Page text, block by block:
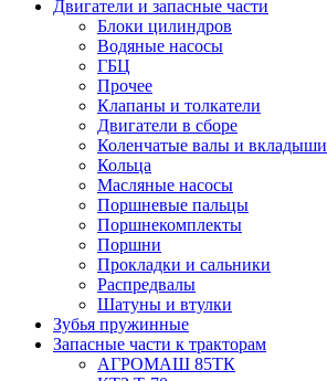
Двигатели и запасные части
Блоки цилиндров
Водяные насосы
ГБЦ
Прочее
Клапаны и толкатели
Двигатели в сборе
Коленчатые валы и вкладыши
Кольца
Масляные насосы
Поршневые пальцы
Поршнекомплекты
Поршни
Прокладки и сальники
Распредвалы
Шатуны и втулки
Зубья пружинные
Запасные части к тракторам
АГРОМАШ 85ТК